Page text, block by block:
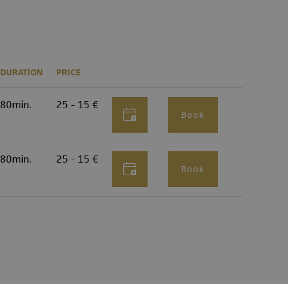
DURATION PRICE
80min. 25 - 15 €
Book
80min. 25 - 15 €
Book